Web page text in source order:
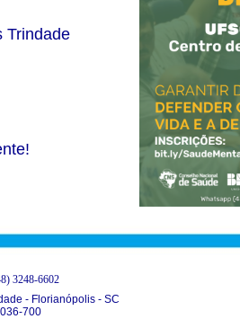
Trindade
3248-6602
- Florianópolis - SC
700